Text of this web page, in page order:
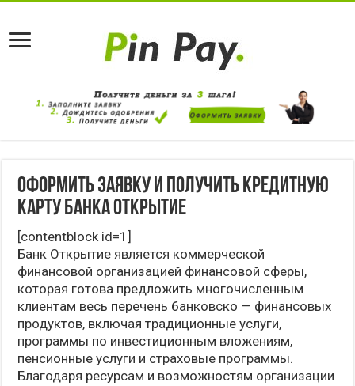
Оформить заявку и получить кредитную
карту банка Открытие
[contentblock id=1]
Банк Открытие является коммерческой
финансовой организацией финансовой сферы,
которая готова предложить многочисленным
клиентам весь перечень банковско — финансовых
продуктов, включая традиционные услуги,
программы по инвестиционным вложениям,
пенсионные услуги и страховые программы.
Благодаря ресурсам и возможностям организации